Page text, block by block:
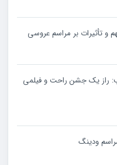
و تأثیرات بر مراسم عروسی
راز یک جشن راحت و فیلمی
ودینگ